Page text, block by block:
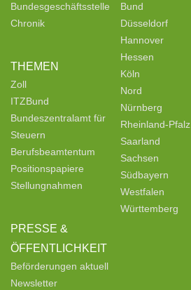
Bundesgeschäftsstelle
Chronik
THEMEN
Zoll
ITZBund
Bundeszentralamt für
Steuern
Berufsbeamtentum
Positionspapiere
Stellungnahmen
PRESSE &
ÖFFENTLICHKEIT
Beförderungen aktuell
Newsletter
Bund
Düsseldorf
Hannover
Hessen
Köln
Nord
Nürnberg
Rheinland-Pfalz
Saarland
Sachsen
Südbayern
Westfalen
Württemberg